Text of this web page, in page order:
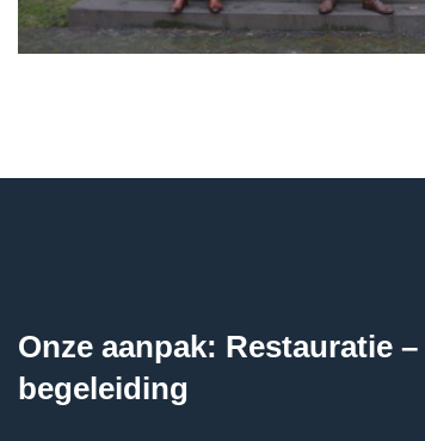
Onze aanpak: Restauratie
begeleiding